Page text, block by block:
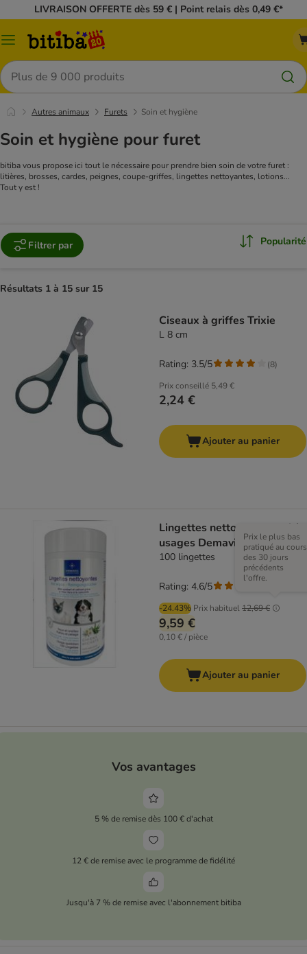
LIVRAISON OFFERTE dès 59 € | Point relais dès 0,49 €*
Menu
Rechercher
Autres animaux Furets Soin et hygiène
Soin et hygiène pour furet
bitiba vous propose ici tout le nécessaire pour prendre bien soin de votre furet :
litières, brosses, cardes, peignes, coupe-griffes, lingettes nettoyantes, lotions...
Tout y est !
Filtrer par Popularité
Résultats 1 à 15 sur 15
Ciseaux à griffes Trixie
L 8 cm
Prix conseillé 5,49 €
2,24 €
Rating: 3.5/5 (8)
Ajouter au panier
Lingettes nettoyantes multi-
usages Demavic
100 lingettes
-24.43% Prix habituel12,69 €
Prix le plus bas
pratiqué au cours
des 30 jours
précédents
l'offre.
9,59 €
0,10 € / pièce
Rating: 4.6/5
Ajouter au panier
Vos avantages
5 % de remise dès 100 € d'achat
12 € de remise avec le programme de fidélité
Jusqu'à 7 % de remise avec l'abonnement bitiba